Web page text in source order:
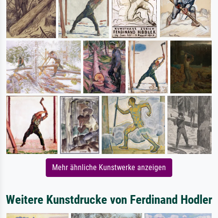
Mehr ähnliche Kunstwerke anzeigen
Weitere Kunstdrucke von Ferdinand Hodler